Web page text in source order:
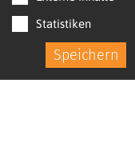
Statistiken
Speichern